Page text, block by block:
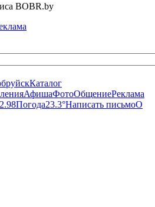
BOBR.by
Каталог
АфишаФотоОбщениеРеклама
Погода23.3°Написать письмоО